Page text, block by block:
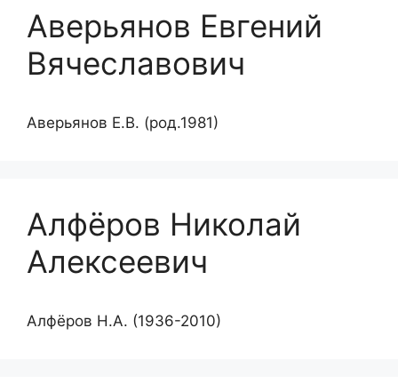
Аверьянов Евгений
Вячеславович
Аверьянов Е.В. (род.1981)
Алфёров Николай
Алексеевич
Алфёров Н.А. (1936-2010)